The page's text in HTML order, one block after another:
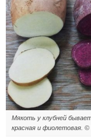
Мякоть у клубней
красная и фиолетовая. ©